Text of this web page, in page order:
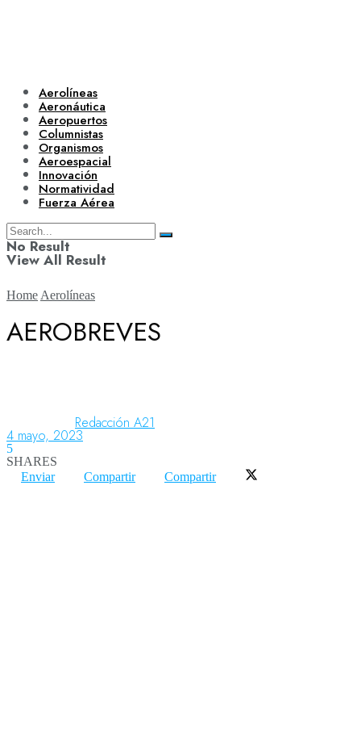
Aerolíneas
Aeronáutica
Aeropuertos
Columnistas
Organismos
Aeroespacial
Innovación
Normatividad
Fuerza Aérea
No Result
View All Result
Aeronáutica
Aeropuertos
Home Aerolíneas
AEROBREVES
Redacción A21
4 mayo, 2023
5
SHARES
Enviar
Compartir Compartir